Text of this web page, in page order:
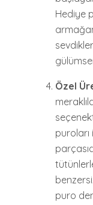
Hediye
Özel
puro